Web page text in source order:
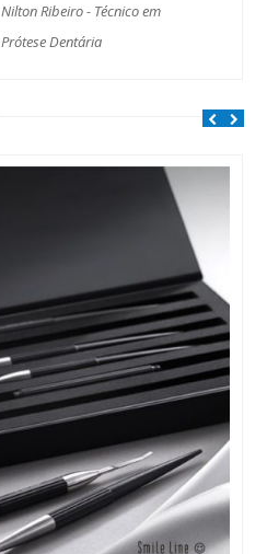
Nilton Ribeiro - Técnico em
Prótese Dentária